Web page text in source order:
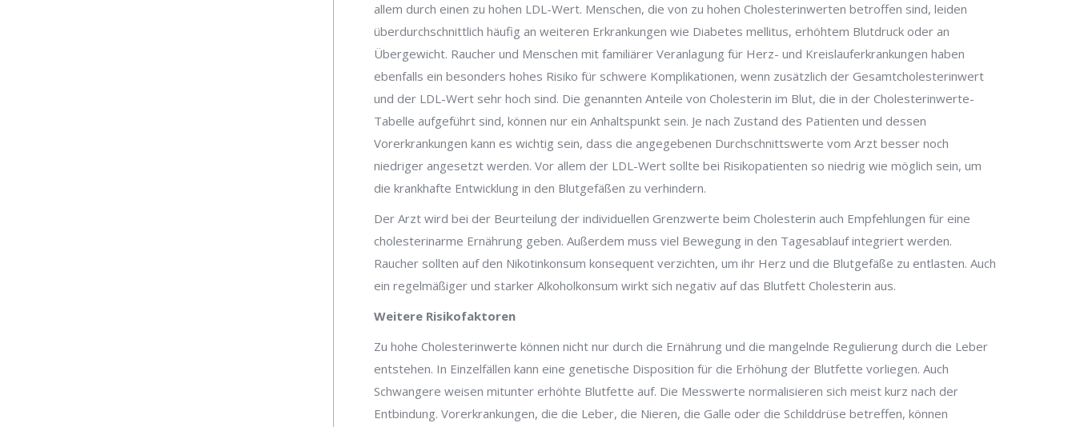
allem durch einen zu hohen LDL-Wert. Menschen, die von zu hohen Cholesterinwerten betroffen sind, leiden
überdurchschnittlich häufig an weiteren Erkrankungen wie Diabetes mellitus, erhöhtem Blutdruck oder an
Übergewicht. Raucher und Menschen mit familiärer Veranlagung für Herz- und Kreislauferkrankungen haben
ebenfalls ein besonders hohes Risiko für schwere Komplikationen, wenn zusätzlich der Gesamtcholesterinwert
und der LDL-Wert sehr hoch sind. Die genannten Anteile von Cholesterin im Blut, die in der Cholesterinwerte-
Tabelle aufgeführt sind, können nur ein Anhaltspunkt sein. Je nach Zustand des Patienten und dessen
Vorerkrankungen kann es wichtig sein, dass die angegebenen Durchschnittswerte vom Arzt besser noch
niedriger angesetzt werden. Vor allem der LDL-Wert sollte bei Risikopatienten so niedrig wie möglich sein, um
die krankhafte Entwicklung in den Blutgefäßen zu verhindern.
Der Arzt wird bei der Beurteilung der individuellen Grenzwerte beim Cholesterin auch Empfehlungen für eine
cholesterinarme Ernährung geben. Außerdem muss viel Bewegung in den Tagesablauf integriert werden.
Raucher sollten auf den Nikotinkonsum konsequent verzichten, um ihr Herz und die Blutgefäße zu entlasten. Auch
ein regelmäßiger und starker Alkoholkonsum wirkt sich negativ auf das Blutfett Cholesterin aus.
Weitere Risikofaktoren
Zu hohe Cholesterinwerte können nicht nur durch die Ernährung und die mangelnde Regulierung durch die Leber
entstehen. In Einzelfällen kann eine genetische Disposition für die Erhöhung der Blutfette vorliegen. Auch
Schwangere weisen mitunter erhöhte Blutfette auf. Die Messwerte normalisieren sich meist kurz nach der
Entbindung. Vorerkrankungen, die die Leber, die Nieren, die Galle oder die Schilddrüse betreffen, können